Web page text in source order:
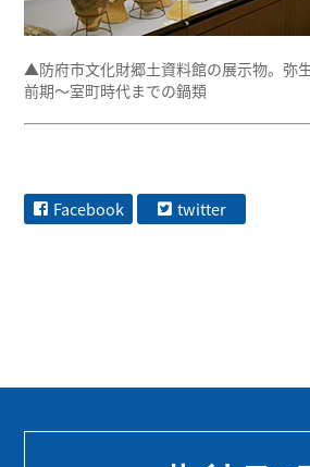
▲防府市文化財郷土資料館の展示物。弥
前期～室町時代までの鍋類
Facebook twitter